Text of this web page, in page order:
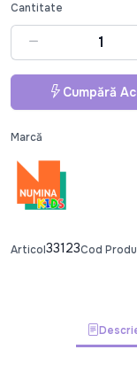
Cantitate
Cumpără
Marcă
Articol33123Cod